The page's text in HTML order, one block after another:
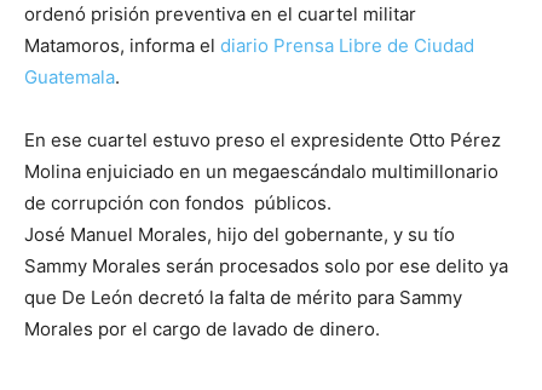
ordenó prisión preventiva en el cuartel militar
Matamoros, informa el diario Prensa Libre de Ciudad
Guatemala.
En ese cuartel estuvo preso el expresidente Otto Pérez
Molina enjuiciado en un megaescándalo multimillonario
de corrupción con fondos públicos.
José Manuel Morales, hijo del gobernante, y su tío
Sammy Morales serán procesados solo por ese delito ya
que De León decretó la falta de mérito para Sammy
Morales por el cargo de lavado de dinero.